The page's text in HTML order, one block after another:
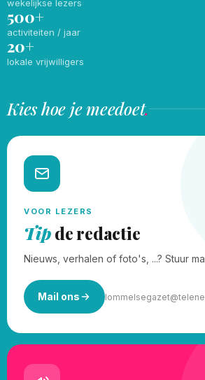
wekelijkse lezers
500+
activiteiten / jaar
20+
lokale vrijwilligers
Kies hoe je meedoet.
VOOR LEZERS
Tipde redactie
Nieuws, verhalen of foto's, ...? Stuur
Mail ons